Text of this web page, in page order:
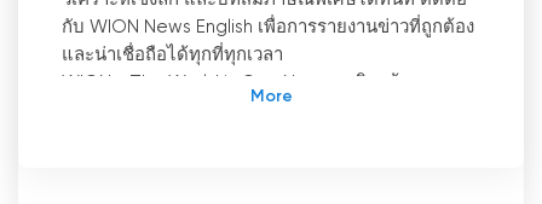
กับ WION News English เพื่อการรายงานข่าวที่ถูกต้อง
และน่าเชื่อถือได้ทุกที่ทุกเวลา